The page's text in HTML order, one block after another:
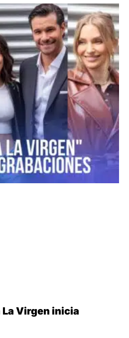
Virgen inicia